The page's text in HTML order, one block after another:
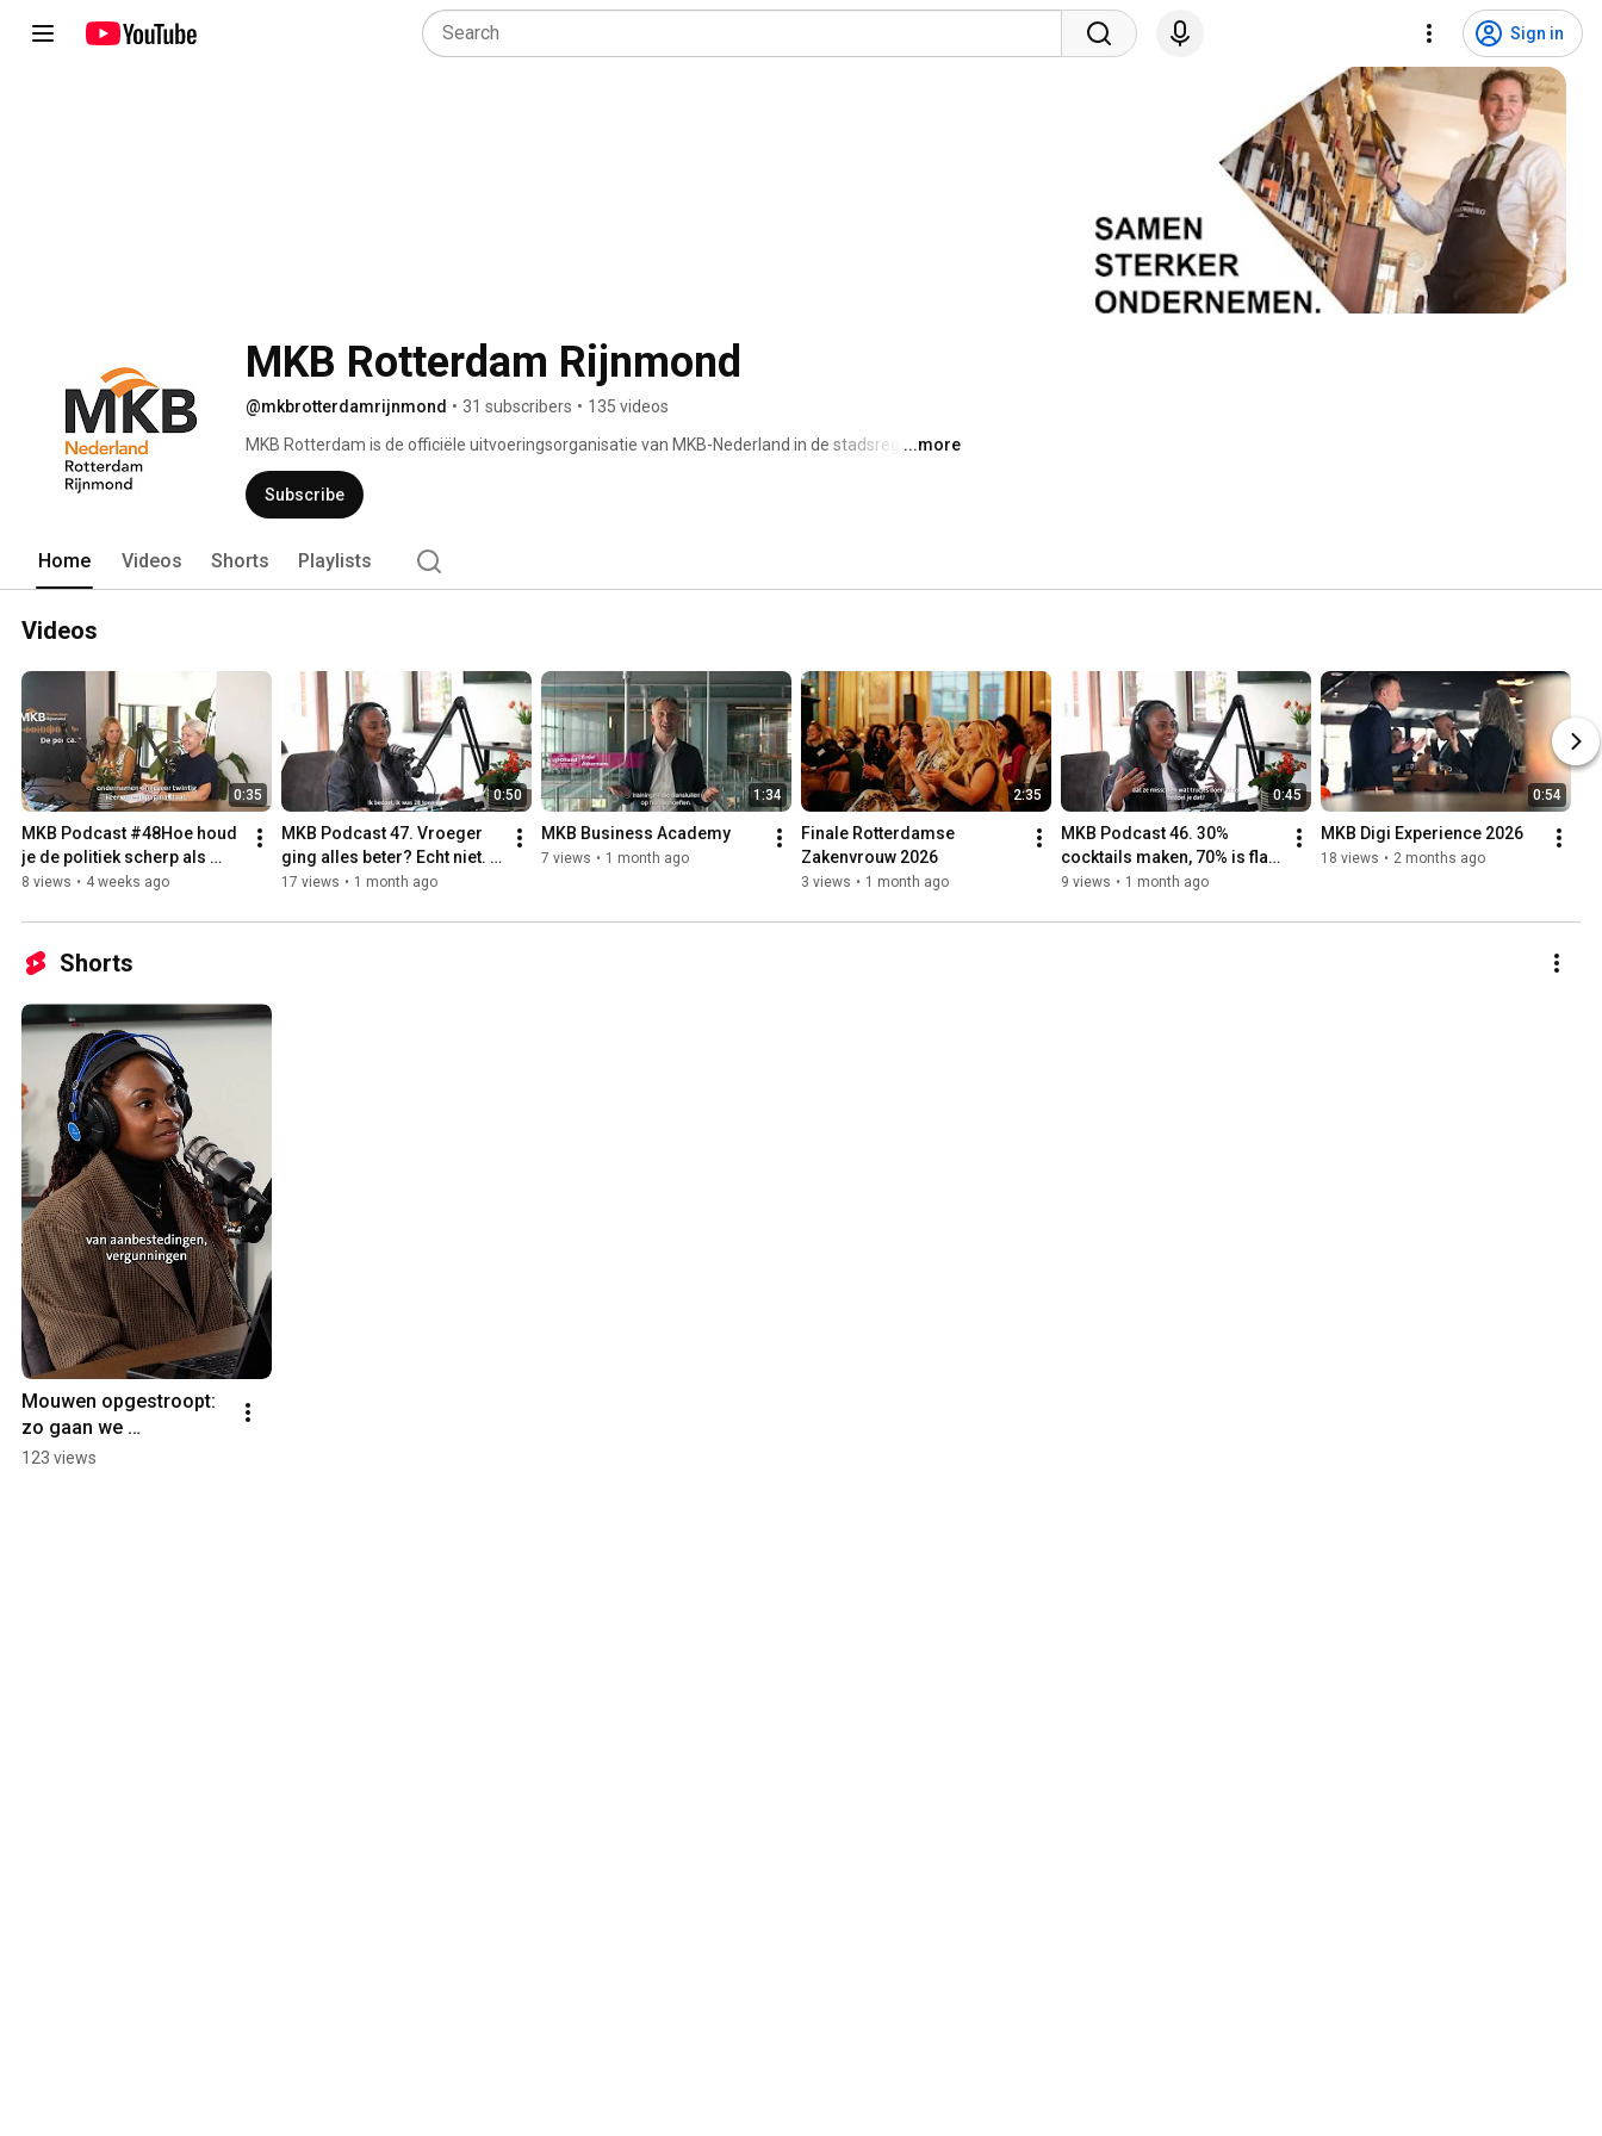
Sign in
MKB Rotterdam Rijnmond
@mkbrotterdamrijnmond • 31 subscribers • 135 videos
MKB Rotterdam is de officiële uitvoeringsorganisatie van MKB-Nederland in de stadsregio
Rotterdam. Succesvol ondernemen heeft alles te maken met een goed ondernemingsklimaat.
Een goed ondernemingsklimaat realiseer je echter niet alleen. Daar heb je als ondernemers
elkaar voor nodig: MKB Rotterdam, de organisatie voor ondernemers in het midden- en
...more
Subscribe
Home Videos Shorts Playlists
Videos
0:35
MKB Podcast #48Hoe houd
je de politiek scherp als
ondernemer?
8 views • 4 weeks ago
0:50
MKB Podcast 47. Vroeger
ging alles beter? Echt niet.
Een nieuwe tijd vraagt om
17 views • 1 month ago
1:34
MKB Business Academy
7 views • 1 month ago
2:35
Finale Rotterdamse
Zakenvrouw 2026
3 views • 1 month ago
0:45
MKB Podcast 46. 30%
cocktails maken, 70% is flair
| Niels den Boogert van De
9 views • 1 month ago
0:54
MKB Digi Experience 2026
18 views • 2 months ago
Shorts
Mouwen opgestroopt:
zo gaan we
ondernemen in 2026
123 views